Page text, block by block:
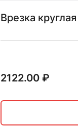
Врезка
2122.00₽